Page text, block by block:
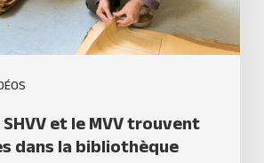
et le MVV trouvent
dans la bibliothèque